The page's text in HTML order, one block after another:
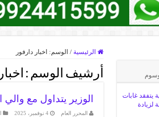
الرئيسية / الوسم: اخبار دارفور
أرشيف الوسم :
الوزير يتداول مع والي
المحرر العام 4 نوفمبر، 2025
يتفقد غابات
لزيادة